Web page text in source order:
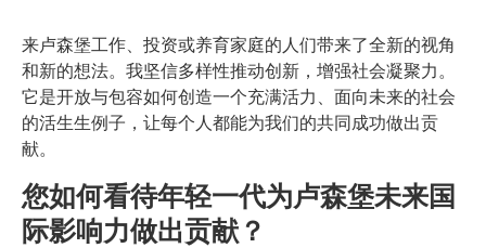
来卢森堡工作、投资或养育家庭的人们带来了全新的视角
和新的想法。我坚信多样性推动创新，增强社会凝聚力。
它是开放与包容如何创造一个充满活力、面向未来的社会
的活生生例子，让每个人都能为我们的共同成功做出贡
献。
您如何看待年轻一代为卢森堡未来国
际影响力做出贡献？